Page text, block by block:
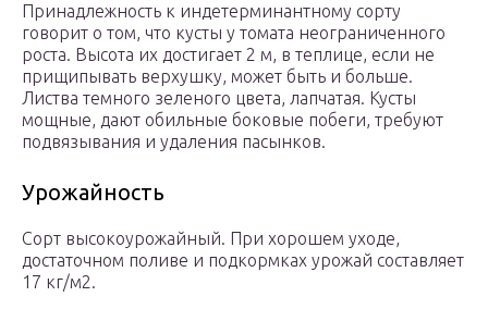
Принадлежность к индетерминантному сорту
говорит о том, что кусты у томата неограниченного
роста. Высота их достигает 2 м, в теплице, если не
прищипывать верхушку, может быть и больше.
Листва темного зеленого цвета, лапчатая. Кусты
мощные, дают обильные боковые побеги, требуют
подвязывания и удаления пасынков.
Урожайность
Сорт высокоурожайный. При хорошем уходе,
достаточном поливе и подкормках урожай составляет
17 кг/м2.